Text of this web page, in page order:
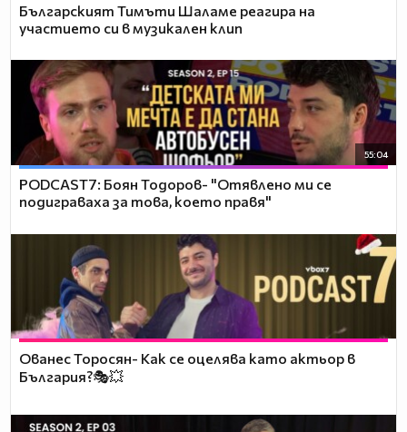
Българският Тимъти Шаламе реагира на
участието си в музикален клип
55:04
PODCAST7: ‪Боян Тодоров- "Отявлено ми се
подиграваха за това, което правя"
Ованес Торосян- Как се оцелява като актьор в
България?🎭💥